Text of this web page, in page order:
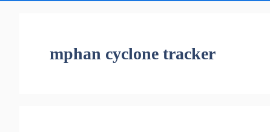
mphan cyclone tracker